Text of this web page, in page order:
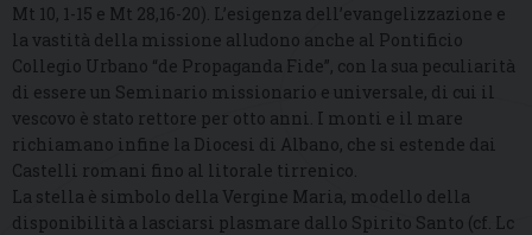
Mt 10, 1-15 e Mt 28,16-20). L’esigenza dell’evangelizzazione e
la vastità della missione alludono anche al Pontificio
Collegio Urbano “de Propaganda Fide”, con la sua peculiarità
di essere un Seminario missionario e universale, di cui il
vescovo è stato rettore per otto anni. I monti e il mare
richiamano infine la Diocesi di Albano, che si estende dai
Castelli romani fino al litorale tirrenico.
La stella è simbolo della Vergine Maria, modello della
disponibilità a lasciarsi plasmare dallo Spirito Santo (cf. Lc